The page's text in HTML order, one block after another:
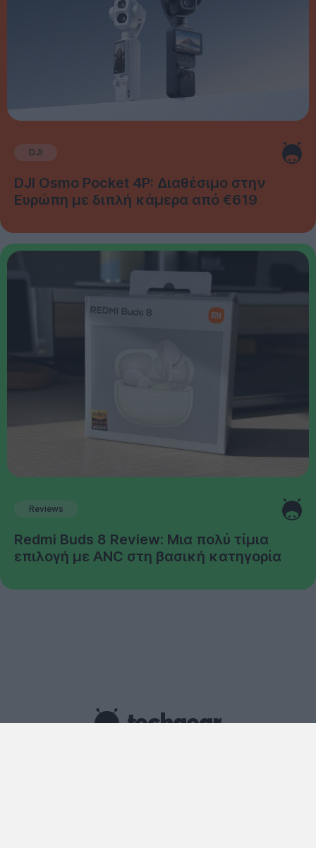
DJI
DJI Osmo Pocket 4P: Διαθέσιμο στην
Ευρώπη με διπλή κάμερα από €619
Reviews
Redmi Buds 8 Review: Μια πολύ τίμια
επιλογή με ANC στη βασική κατηγορία